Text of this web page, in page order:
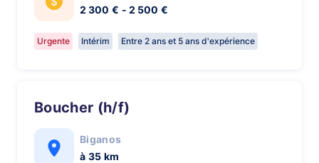
2 300 € - 2 500 €
Urgente Intérim Entre 2 ans et 5 ans d'expérience
Boucher (h/f)
Biganos
à 35 km